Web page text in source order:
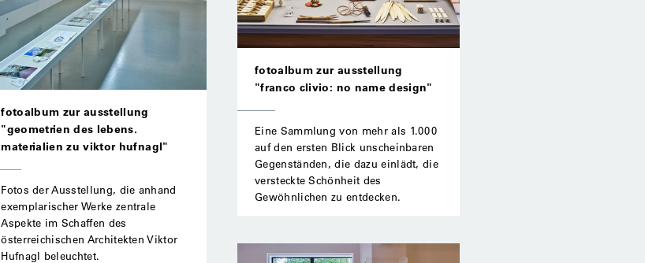
fotoalbum zur ausstellung
"geometrien des lebens.
materialien zu viktor hufnagl"
Fotos der Ausstellung, die anhand
exemplarischer Werke zentrale
Aspekte im Schaffen des
österreichischen Architekten Viktor
Hufnagl beleuchtet.
fotoalbum zur ausstellung
"franco clivio: no name design"
Eine Sammlung von mehr als 1.000
auf den ersten Blick unscheinbaren
Gegenständen, die dazu einlädt, die
versteckte Schönheit des
Gewöhnlichen zu entdecken.